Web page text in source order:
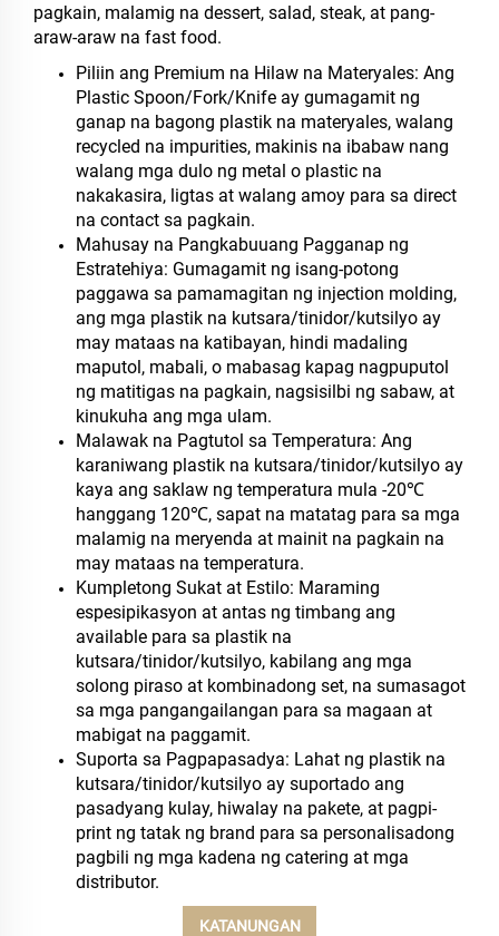
pagkain, malamig na dessert, salad, steak, at pang-
araw-araw na fast food.
Piliin ang Premium na Hilaw na Materyales: Ang
Plastic Spoon/Fork/Knife ay gumagamit ng
ganap na bagong plastik na materyales, walang
recycled na impurities, makinis na ibabaw nang
walang mga dulo ng metal o plastic na
nakakasira, ligtas at walang amoy para sa direct
na contact sa pagkain.
Mahusay na Pangkabuuang Pagganap ng
Estratehiya: Gumagamit ng isang-potong
paggawa sa pamamagitan ng injection molding,
ang mga plastik na kutsara/tinidor/kutsilyo ay
may mataas na katibayan, hindi madaling
maputol, mabali, o mabasag kapag nagpuputol
ng matitigas na pagkain, nagsisilbi ng sabaw, at
kinukuha ang mga ulam.
Malawak na Pagtutol sa Temperatura: Ang
karaniwang plastik na kutsara/tinidor/kutsilyo ay
kaya ang saklaw ng temperatura mula -20℃
hanggang 120℃, sapat na matatag para sa mga
malamig na meryenda at mainit na pagkain na
may mataas na temperatura.
Kumpletong Sukat at Estilo: Maraming
espesipikasyon at antas ng timbang ang
available para sa plastik na
kutsara/tinidor/kutsilyo, kabilang ang mga
solong piraso at kombinadong set, na sumasagot
sa mga pangangailangan para sa magaan at
mabigat na paggamit.
Suporta sa Pagpapasadya: Lahat ng plastik na
kutsara/tinidor/kutsilyo ay suportado ang
pasadyang kulay, hiwalay na pakete, at pagpi-
print ng tatak ng brand para sa personalisadong
pagbili ng mga kadena ng catering at mga
distributor.
KATANUNGAN